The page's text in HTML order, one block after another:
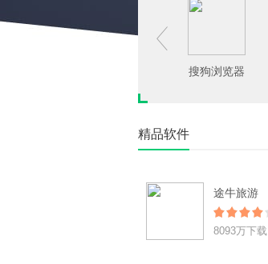
搜狗浏览器

精品软件
途牛旅游
8093万下载